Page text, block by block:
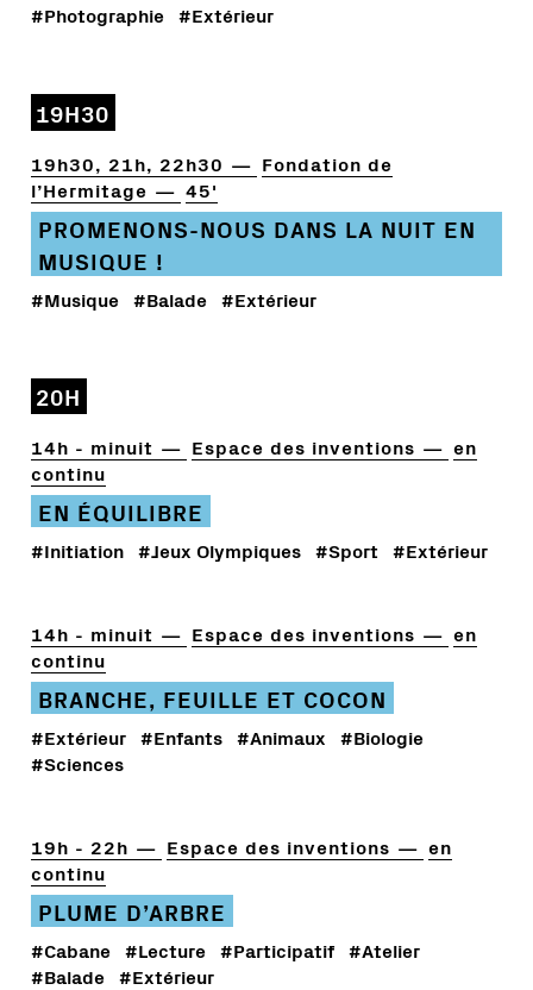
#Photographie #Extérieur
19H30
19h30, 21h, 22h30
Fondation de
l’Hermitage
45'
PROMENONS-NOUS DANS LA NUIT EN
MUSIQUE !
#Musique #Balade #Extérieur
20H
14h - minuit Espace des inventions
en
continu
EN ÉQUILIBRE
#Initiation #Jeux Olympiques #Sport #Extérieur
14h - minuit Espace des inventions
en
continu
BRANCHE, FEUILLE ET COCON
#Extérieur #Enfants #Animaux #Biologie
#Sciences
19h - 22h Espace des inventions
en
continu
PLUME D’ARBRE
#Cabane #Lecture #Participatif #Atelier
#Balade #Extérieur